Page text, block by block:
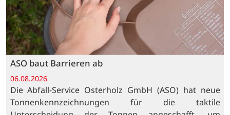
ASO baut Barrieren ab
06.08.2026
Die Abfall-Service Osterholz GmbH (ASO) hat neue
Tonnenkennzeichnungen für die taktile